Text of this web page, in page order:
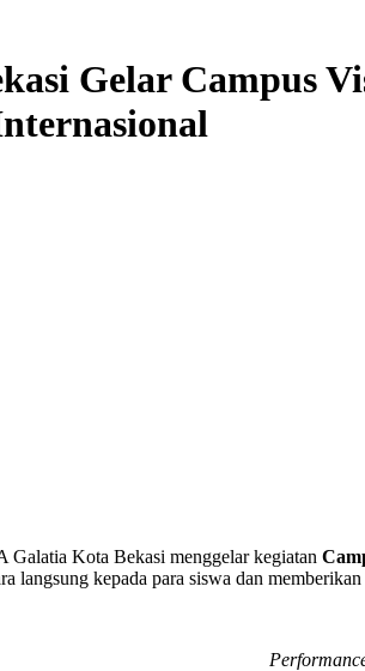
Gelar Campus
Kota Bekasi menggelar kegiatan
langsung kepada para siswa dan